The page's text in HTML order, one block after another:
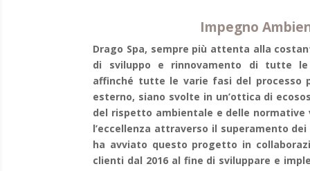
Impegno
Drago Spa, sempre più attenta alla
di sviluppo e rinnovamento di tutte
affinché tutte le varie fasi del processo
esterno, siano svolte in un’ottica di
del rispetto ambientale e delle
l’eccellenza attraverso il superamento
ha avviato questo progetto in
clienti dal 2016 al fine di sviluppare e